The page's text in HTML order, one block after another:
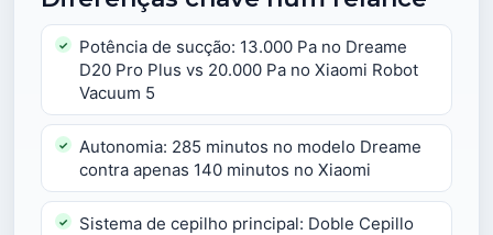
Potência de sucção: 13.000 Pa no Dreame
D20 Pro Plus vs 20.000 Pa no Xiaomi Robot
Vacuum 5
Autonomia: 285 minutos no modelo Dreame
contra apenas 140 minutos no Xiaomi
Sistema de cepilho principal: Doble Cepillo